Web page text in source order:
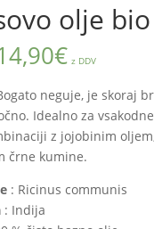
olje bio
€Cenovni
razpon:
od
6,90€
do
14,90€
z DDV
neguje, je skoraj
Idealno za
z jojobinim
črne kumine.
: Ricinus communis
: Indija